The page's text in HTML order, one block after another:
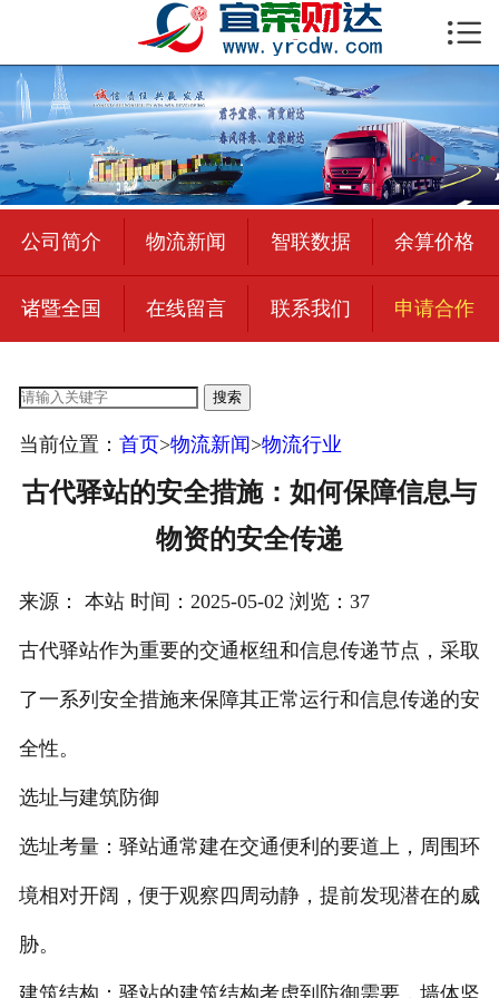
 首页
公司简介
物流新闻
绍兴至全国
合作加盟
宜荣智联
联系我们
注册
登录

公司简介 物流新闻 智联数据 余算价格
诸暨全国 在线留言 联系我们 申请合作
搜索
当前位置： 首页>物流新闻 >物流行业
古代驿站的安全措施：如何保障信息与
物资的安全传递
来源： 本站 时间：2025-05-02 浏览：37
古代驿站作为重要的交通枢纽和信息传递节点，采取
了一系列安全措施来保障其正常运行和信息传递的安
全性。
选址与建筑防御
选址考量：驿站通常建在交通便利的要道上，周围环
境相对开阔，便于观察四周动静，提前发现潜在的威
胁。
建筑结构：驿站的建筑结构考虑到防御需要，墙体坚